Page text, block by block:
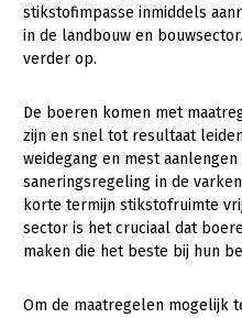
Dier
Biologische Landbouw
Geitenhouderij
Kalverhouderij
Konijnenhouderij
Melkveehouderij
Pluimveehouderij
Plant
Akkerbouw
Biologische Landbouw
Bollenteelt
Bomen, vaste planten
Glastuinbouw
stikstofimpasse inmiddels
in de landbouw en
verder op.
De boeren komen met
zijn en snel tot resultaat
weidegang en mest
saneringsregeling in de
korte termijn stikstofruimte
sector is het cruciaal dat
maken die het beste bij hun
Om de maatregelen mogelijk